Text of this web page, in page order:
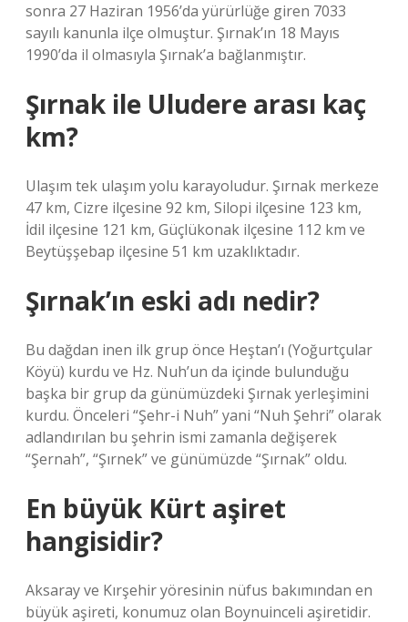
sonra 27 Haziran 1956’da yürürlüğe giren 7033
sayılı kanunla ilçe olmuştur. Şırnak’ın 18 Mayıs
1990’da il olmasıyla Şırnak’a bağlanmıştır.
Şırnak ile Uludere arası kaç
km?
Ulaşım tek ulaşım yolu karayoludur. Şırnak merkeze
47 km, Cizre ilçesine 92 km, Silopi ilçesine 123 km,
İdil ilçesine 121 km, Güçlükonak ilçesine 112 km ve
Beytüşşebap ilçesine 51 km uzaklıktadır.
Şırnak’ın eski adı nedir?
Bu dağdan inen ilk grup önce Heştan’ı (Yoğurtçular
Köyü) kurdu ve Hz. Nuh’un da içinde bulunduğu
başka bir grup da günümüzdeki Şırnak yerleşimini
kurdu. Önceleri “Şehr-i Nuh” yani “Nuh Şehri” olarak
adlandırılan bu şehrin ismi zamanla değişerek
“Şernah”, “Şırnek” ve günümüzde “Şırnak” oldu.
En büyük Kürt aşiret
hangisidir?
Aksaray ve Kırşehir yöresinin nüfus bakımından en
büyük aşireti, konumuz olan Boynuinceli aşiretidir.